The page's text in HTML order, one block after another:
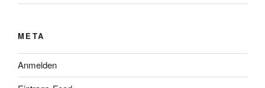
META
Anmelden